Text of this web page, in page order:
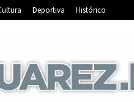
Deportiva Histórico